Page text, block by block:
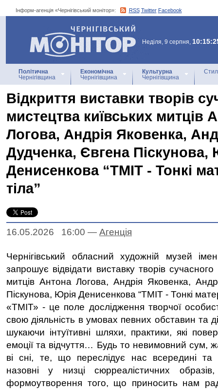
Інформ-агенція «Чернігівський монітор»: RSS Twitter Facebook
Інформ-агенція
«Чернігівський монітор»
Неділя, 9 серпня,
Політична
Чернігівщина
Економічна
Чернігівщина
Культурна
Чернігівщина
Відкриття виставки творів
мистецтва київських митців
Логова, Андрія Яковенка,
Дудченка, Євгена Піскунова,
Денисенкова “ТМІТ - Тонкі
тіла”
16.05.2026 16:00 — Агенцiя
Чернігівський обласний художній музей
запрошує відвідати виставку творів
митців Антона Логова, Андрія Яковенка,
Піскунова, Юрія Денисенкова “ТМІТ - Тонкі
«ТМІТ» - це поле дослідження творчої
свою діяльність в умовах певних обставин та
шукаючи інтуїтивні шляхи, практики, які
емоції та відчуття… Будь то невимовний сум,
ві сні, те, що переслідує нас всередині та
назовні у низці сюрреалістичних
формоутворення того, що приносить нам